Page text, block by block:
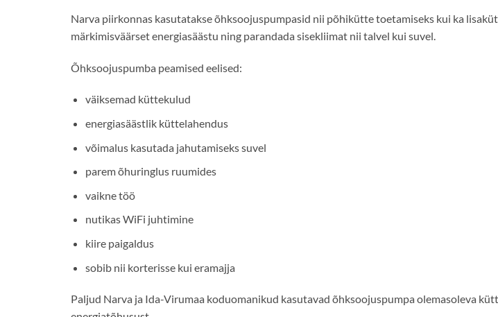
Narva piirkonnas kasutatakse õhksoojuspumpasid nii põhikütte toetamiseks kui ka
märkimisväärset energiasäästu ning parandada sisekliimat nii talvel kui suvel.
Õhksoojuspumba peamised eelised:
väiksemad küttekulud
energiasäästlik küttelahendus
võimalus kasutada jahutamiseks suvel
parem õhuringlus ruumides
vaikne töö
nutikas WiFi juhtimine
kiire paigaldus
sobib nii korterisse kui eramajja
Paljud Narva ja Ida-Virumaa koduomanikud kasutavad õhksoojuspumpa olemasoleva